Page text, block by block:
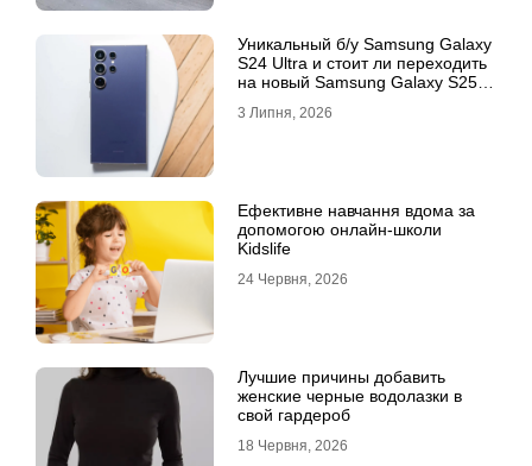
Уникальный б/у Samsung Galaxy
S24 Ultra и стоит ли переходить
на новый Samsung Galaxy S25
3 Липня, 2026
Ефективне навчання вдома за
допомогою онлайн-школи
Kidslife
24 Червня, 2026
Лучшие причины добавить
женские черные водолазки в
свой гардероб
18 Червня, 2026